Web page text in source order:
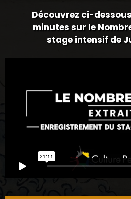
Découvrez ci-
minutes sur le
stage intensif de